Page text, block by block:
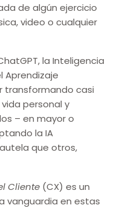
de algún ejercicio
video o cualquier
la Inteligencia
Aprendizaje
transformando casi
personal y
– en mayor o
la IA
que otros,
Cliente (CX) es un
vanguardia en estas